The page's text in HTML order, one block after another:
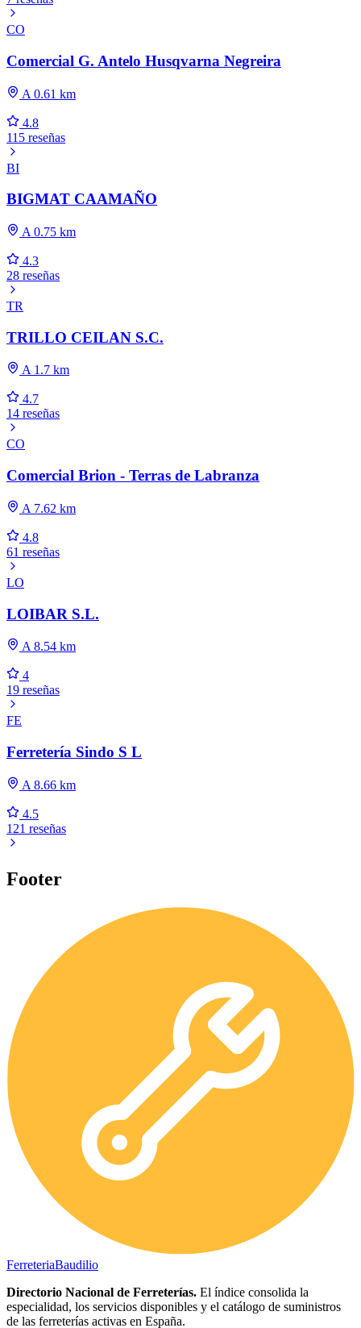
CO
Comercial G. Antelo Husqvarna Negreira
A 0.61 km
4.8
115 reseñas
BI
BIGMAT CAAMAÑO
A 0.75 km
4.3
28 reseñas
TR
TRILLO CEILAN S.C.
A 1.7 km
4.7
14 reseñas
CO
Comercial Brion - Terras de Labranza
A 7.62 km
4.8
61 reseñas
LO
LOIBAR S.L.
A 8.54 km
4
19 reseñas
FE
Ferretería Sindo S L
A 8.66 km
4.5
121 reseñas
Footer
FerreteriaBaudilio
Directorio Nacional de Ferreterías. El índice consolida la
especialidad, los servicios disponibles y el catálogo de suministros
de las ferreterías activas en España.